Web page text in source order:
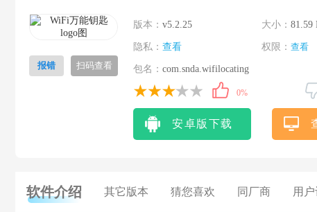
报错 扫码查看
版本： v5.2.25 大小： 81.59
隐私： 查看 权限： 查看
包名： com.snda.wifilocating
0%
安卓版下载
软件介绍 其它版本 猜您喜欢 同厂商 用